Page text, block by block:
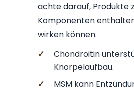
achte darauf, Produkte
Komponenten
wirken können.
✓
Chondroitin
Knorpelaufbau.
✓
MSM kann